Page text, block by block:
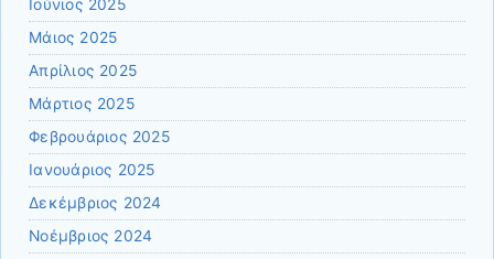
Ιούνιος 2025
Μάιος 2025
Απρίλιος 2025
Μάρτιος 2025
Φεβρουάριος 2025
Ιανουάριος 2025
Δεκέμβριος 2024
Νοέμβριος 2024